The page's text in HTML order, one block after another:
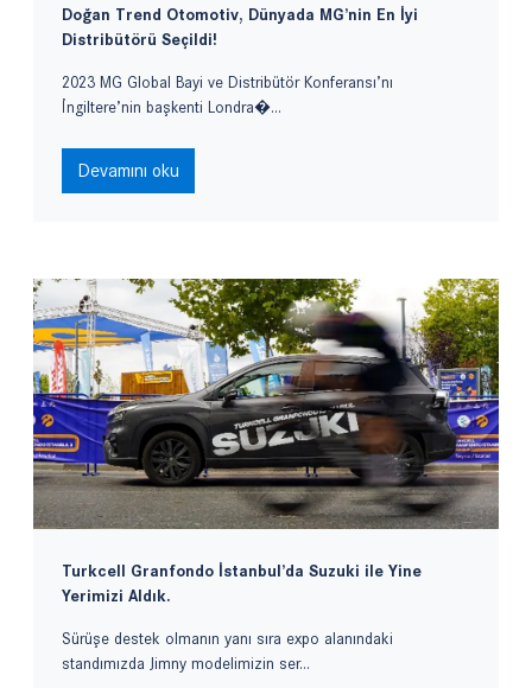
Doğan Trend Otomotiv, Dünyada MG’nin En İyi
Distribütörü Seçildi!
2023 MG Global Bayi ve Distribütör Konferansı’nı
İngiltere’nin başkenti Londra�...
Devamını oku
Turkcell Granfondo İstanbul’da Suzuki ile Yine
Yerimizi Aldık.
Sürüşe destek olmanın yanı sıra expo alanındaki
standımızda Jimny modelimizin ser...